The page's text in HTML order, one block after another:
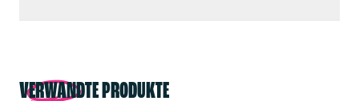
VERWANDTE PRODUKTE